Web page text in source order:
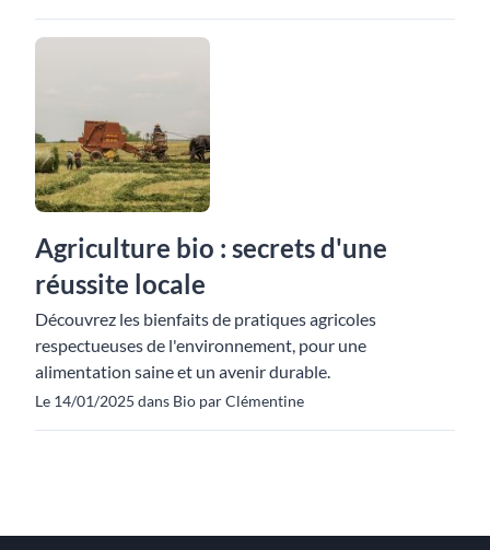
Agriculture bio : secrets d'une
réussite locale
Découvrez les bienfaits de pratiques agricoles
respectueuses de l'environnement, pour une
alimentation saine et un avenir durable.
Le 14/01/2025 dans Bio par Clémentine